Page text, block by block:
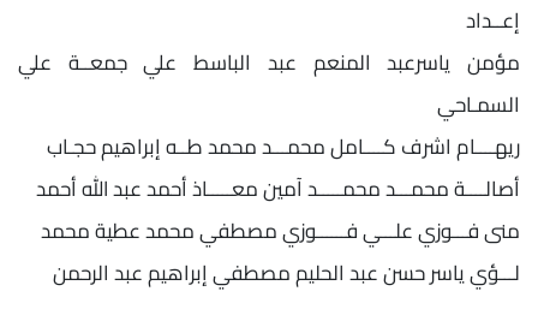
إعــداد
مؤمن ياسرعبد المنعم عبد الباسط علي جمعــة علي
السمـاحي
ريهــــام اشرف كــــامل محمـــد محمد طــه إبراهيم حجـاب
أصالــــة محمـــد محمـــــد آمين معـــــاذ أحمد عبد الله أحمد
منى فـــوزي علـــي فــــــوزي مصطفي محمد عطية محمد
لـــؤي ياسر حسن عبد الحليم مصطفي إبراهيم عبد الرحمن